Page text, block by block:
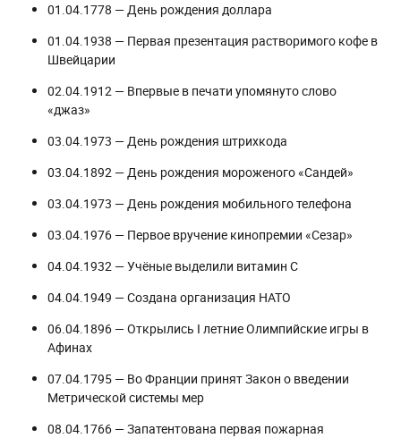
01.04.1778 — День рождения доллара
01.04.1938 — Первая презентация растворимого кофе в
Швейцарии
02.04.1912 — Впервые в печати упомянуто слово
«джаз»
03.04.1973 — День рождения штрихкода
03.04.1892 — День рождения мороженого «Сандей»
03.04.1973 — День рождения мобильного телефона
03.04.1976 — Первое вручение кинопремии «Сезар»
04.04.1932 — Учёные выделили витамин C
04.04.1949 — Создана организация НАТО
06.04.1896 — Открылись I летние Олимпийские игры в
Афинах
07.04.1795 — Во Франции принят Закон о введении
Метрической системы мер
08.04.1766 — Запатентована первая пожарная